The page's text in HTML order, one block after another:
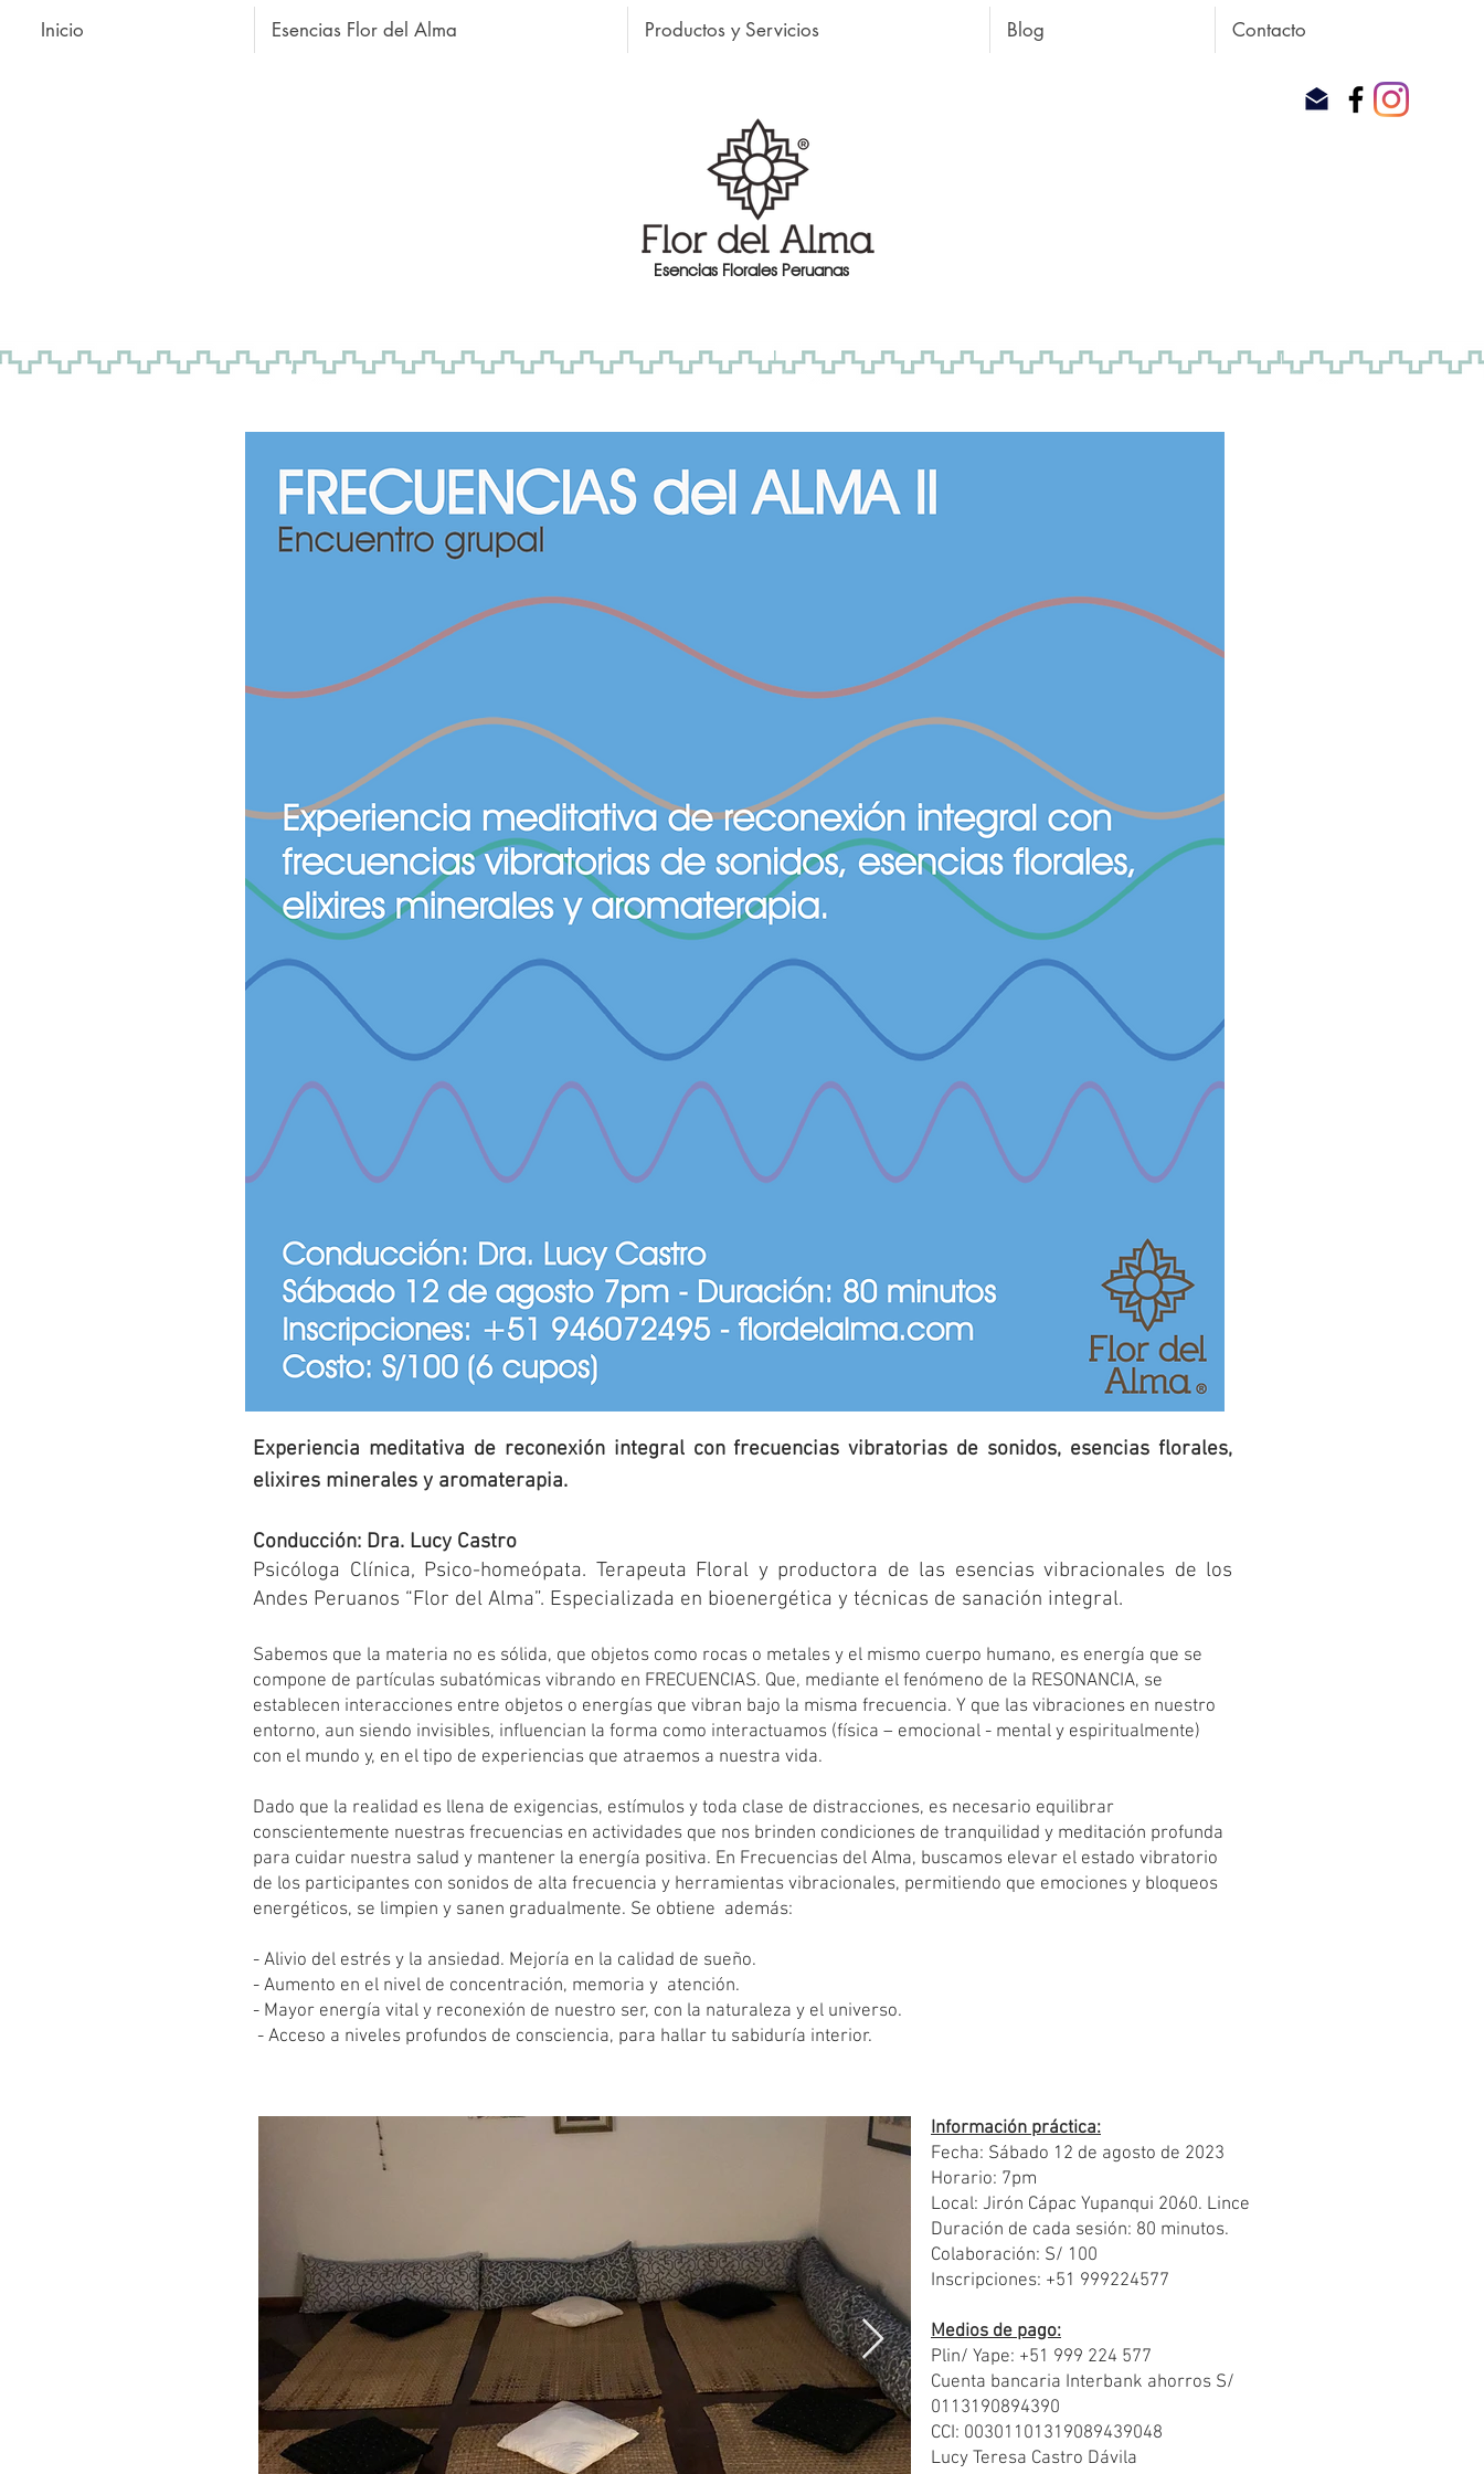
Inicio Esencias Flor del Alma Productos y Servicios Blog Contacto
Esencias Florales Peruanas
Experiencia meditativa de reconexión integral con frecuencias vibratorias de sonidos, esencias florales,
elixires minerales y aromaterapia.
Conducción: Dra. Lucy Castro
Psicóloga Clínica, Psico-homeópata. Terapeuta Floral y productora de las esencias vibracionales de los
Andes Peruanos “Flor del Alma”. Especializada en bioenergética y técnicas de sanación integral.
Sabemos que la materia no es sólida, que objetos como rocas o metales y el mismo cuerpo humano, es energía que se
compone de partículas subatómicas vibrando en FRECUENCIAS. Que, mediante el fenómeno de la RESONANCIA, se
establecen interacciones entre objetos o energías que vibran bajo la misma frecuencia. Y que las vibraciones en nuestro
entorno, aun siendo invisibles, influencian la forma como interactuamos (física – emocional - mental y espiritualmente)
con el mundo y, en el tipo de experiencias que atraemos a nuestra vida.
Dado que la realidad es llena de exigencias, estímulos y toda clase de distracciones, es necesario equilibrar
conscientemente nuestras frecuencias en actividades que nos brinden condiciones de tranquilidad y meditación profunda
para cuidar nuestra salud y mantener la energía positiva. En Frecuencias del Alma, buscamos elevar el estado vibratorio
de los participantes con sonidos de alta frecuencia y herramientas vibracionales, permitiendo que emociones y bloqueos
energéticos, se limpien y sanen gradualmente. Se obtiene además:
- Alivio del estrés y la ansiedad. Mejoría en la calidad de sueño.
- Aumento en el nivel de concentración, memoria y atención.
- Mayor energía vital y reconexión de nuestro ser, con la naturaleza y el universo.
- Acceso a niveles profundos de consciencia, para hallar tu sabiduría interior.
Información práctica:
Fecha: Sábado 12 de agosto de 2023
Horario: 7pm
Local: Jirón Cápac Yupanqui 2060. Lince
Duración de cada sesión: 80 minutos.
Colaboración: S/ 100
Inscripciones: +51 999224577
Medios de pago:
Plin/ Yape: +51 999 224 577
Cuenta bancaria Interbank ahorros S/
0113190894390
CCI: 00301101319089439048
Lucy Teresa Castro Dávila